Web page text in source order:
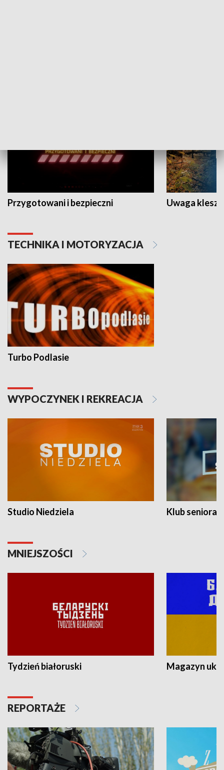
Przygotowani i bezpieczni Uwaga
TECHNIKA I MOTORYZACJA
Turbo Podlasie
WYPOCZYNEK I REKREACJA
Studio Niedziela Klub seniora
MNIEJSZOŚCI
Tydzień białoruski Magazyn
REPORTAŻE